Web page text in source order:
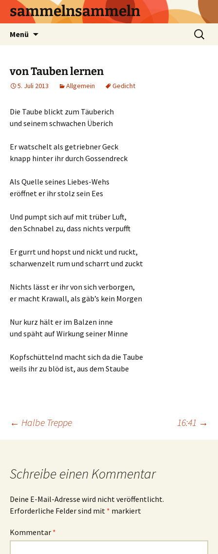
sammelnsammeln
Menü
Suchen
nach:
von Tauben lernen
5. Juli 2013 Allgemein Gedicht
Die Taube blickt zum Täuberich
und seinem schwachen Überich
Er watschelt als getriebner Geck
knapp hinter ihr durch Gossendreck
Als Quelle seines Liebes-Wehs
eröffnet er ihr stolz sein Ees
Und pumpt sich auf mit trüber Luft,
den Schnabel zu, dass nichts verpufft
Er gurrt und hopst und nickt und ruckt,
scharwenzelt rum und scharrt und zuckt
Nichts lässt er ihr von sich verborgen,
er macht Krawall, als gäb’s kein Morgen
Nur kurz hält er im Balzen inne
und späht auf Wirkung seiner Minne
Kopfschüttelnd macht sich da die Taube
weils ihr zu blöd ist, aus dem Staube
Beitrags-
← Halbe Treppe 16:41 →
Schreibe einen Kommentar
Deine E-Mail-Adresse wird nicht veröffentlicht.
Erforderliche Felder sind mit * markiert
Kommentar *